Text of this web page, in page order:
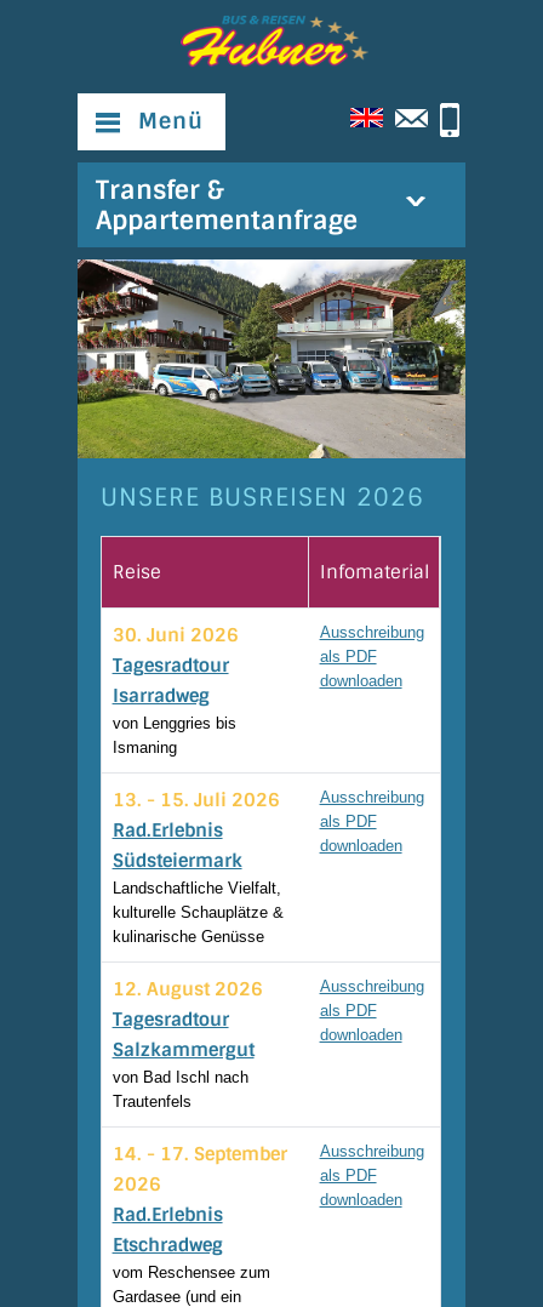
Menü
Transfer &
Appartementanfrage
UNSERE BUSREISEN 2026
Reise Infomaterial
30. Juni 2026
Tagesradtour
Isarradweg
von Lenggries bis
Ismaning
Ausschreibung
als PDF
downloaden
13. - 15. Juli 2026
Rad.Erlebnis
Südsteiermark
Landschaftliche Vielfalt,
kulturelle Schauplätze &
kulinarische Genüsse
Ausschreibung
als PDF
downloaden
12. August 2026
Tagesradtour
Salzkammergut
von Bad Ischl nach
Trautenfels
Ausschreibung
als PDF
downloaden
14. - 17. September
2026
Rad.Erlebnis
Etschradweg
vom Reschensee zum
Gardasee (und ein
Ausschreibung
als PDF
downloaden